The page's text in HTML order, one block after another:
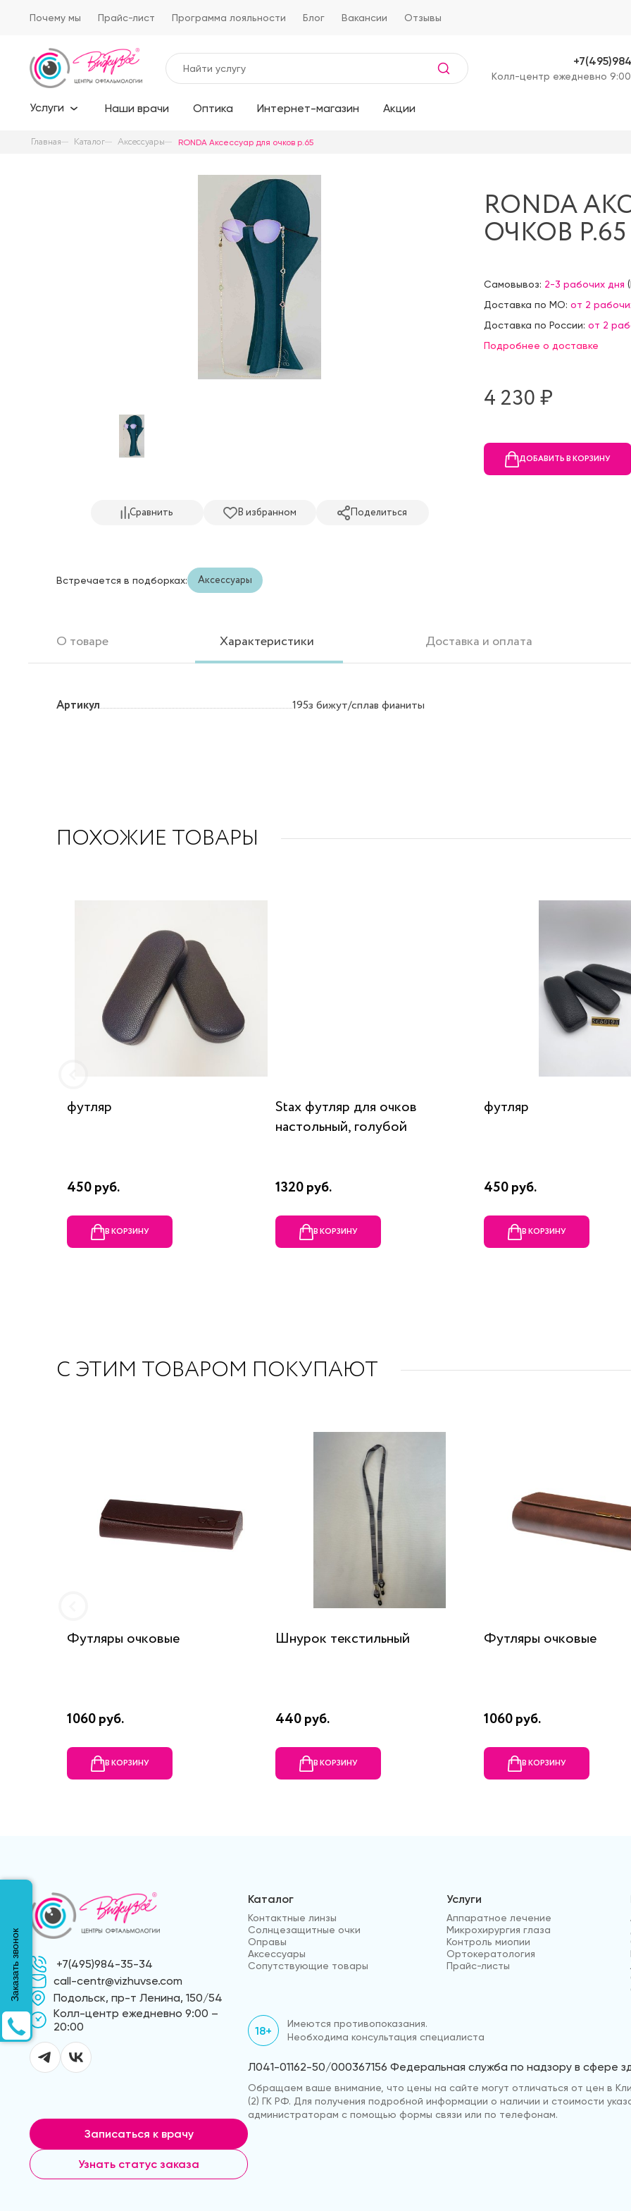
Почему мы Прайс-лист Программа лояльности Блог Вакансии Отзывы
Kолл-центр ежедневно
Услуги Наши врачи Оптика Интернет-магазин Акции
Главная Каталог Аксессуары RONDA Аксессуар для очков р.65
Сравнить В избранном Поделиться
RONDA
ОЧКОВ Р.65
Самовывоз: 2-3 рабочих дня (
Доставка по МО: от 2
Доставка по России: от 2
Подробнее о доставке
4 230 ₷
ДОБАВИТЬ В КОРЗИНУ
Встречается в подборках: Аксессуары
О товаре Характеристики Доставка и оплата
Артикул 195з бижут/сплав фианиты
ПОХОЖИЕ ТОВАРЫ
футляр
450 руб.
В КОРЗИНУ
Stax футляр для очков
настольный, голубой
1320 руб.
В КОРЗИНУ
футляр
450 руб.
В КОРЗИНУ
С ЭТИМ ТОВАРОМ ПОКУПАЮТ
Футляры очковые
1060 руб.
В КОРЗИНУ
Шнурок текстильный
440 руб.
В КОРЗИНУ
Футляры очковые
1060 руб.
В КОРЗИНУ
+7(495)984-35-34
call-centr@vizhuvse.com
Подольск, пр-т Ленина, 150/54
Kолл-центр ежедневно 9:00 –
20:00
Записаться к врачу
Узнать статус заказа
Каталог
Контактные линзы
Солнцезащитные очки
Оправы
Аксессуары
Сопутствующие товары
Услуги
Аппаратное лечение
Микрохирургия глаза
Контроль миопии
Ортокератология
Прайс-листы
18+
Имеются противопоказания.
Необходима консультация специалиста
Л041-01162-50/000367156 Федеральная служба по надзору в сфере
Обращаем ваше внимание, что цены на сайте могут отличаться от цен в
(2) ГК РФ. Для получения подробной информации о наличии и стоимости
администраторам с помощью формы связи или по телефонам.
Заказать звонок